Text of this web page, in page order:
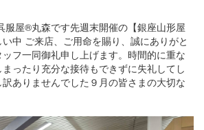
服屋®丸森です先週末開催の【銀座山形屋
中 ご来店、ご用命を賜り、誠にありがと
フ一同御礼申し上げます。時間的に重な
ったり充分な接待もできずに失礼してし
ありませんでした９月の皆さまの大切な